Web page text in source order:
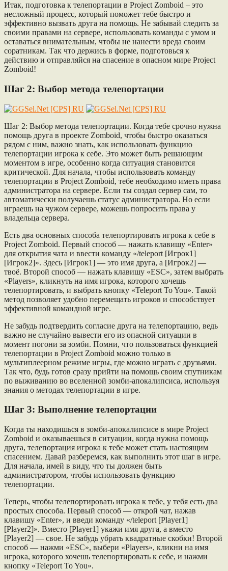
Итак, подготовка к телепортации в Project Zomboid – это
несложный процесс, который поможет тебе быстро и
эффективно вызвать друга на помощь. Не забывай следить за
своими правами на сервере, использовать команды с умом и
оставаться внимательным, чтобы не нанести вреда своим
соратникам. Так что держись в форме, подготовься к
действию и отправляйся на спасение в опасном мире Project
Zomboid!
Шаг 2: Выбор метода телепортации
Шаг 2: Выбор метода телепортации. Когда тебе срочно нужна
помощь друга в проекте Zomboid, чтобы быстро оказаться
рядом с ним, важно знать, как использовать функцию
телепортации игрока к себе. Это может быть решающим
моментом в игре, особенно когда ситуация становится
критической. Для начала, чтобы использовать команду
телепортации в Project Zomboid, тебе необходимо иметь права
администратора на сервере. Если ты создал сервер сам, то
автоматически получаешь статус администратора. Но если
играешь на чужом сервере, можешь попросить права у
владельца сервера.
Есть два основных способа телепортировать игрока к себе в
Project Zomboid. Первый способ — нажать клавишу «Enter»
для открытия чата и ввести команду «/teleport [Игрок1]
[Игрок2]». Здесь [Игрок1] — это имя друга, а [Игрок2] —
твоё. Второй способ — нажать клавишу «ESC», затем выбрать
«Players», кликнуть на имя игрока, которого хочешь
телепортировать, и выбрать кнопку «Teleport To You». Такой
метод позволяет удобно перемещать игроков и способствует
эффективной командной игре.
Не забудь подтвердить согласие друга на телепортацию, ведь
важно не случайно вывести его из опасной ситуации в
момент погони за зомби. Помни, что пользоваться функцией
телепортации в Project Zomboid можно только в
мультиплеерном режиме игры, где можно играть с друзьями.
Так что, будь готов сразу прийти на помощь своим спутникам
по выживанию во вселенной зомби-апокалипсиса, используя
знания о методах телепортации в игре.
Шаг 3: Выполнение телепортации
Когда ты находишься в зомби-апокалипсисе в мире Project
Zomboid и оказываешься в ситуации, когда нужна помощь
друга, телепортация игрока к тебе может стать настоящим
спасением. Давай разберемся, как выполнить этот шаг в игре.
Для начала, имей в виду, что ты должен быть
администратором, чтобы использовать функцию
телепортации.
Теперь, чтобы телепортировать игрока к тебе, у тебя есть два
простых способа. Первый способ — открой чат, нажав
клавишу «Enter», и введи команду «/teleport [Player1]
[Player2]». Вместо [Player1] укажи имя друга, а вместо
[Player2] — свое. Не забудь убрать квадратные скобки! Второй
способ — нажми «ESC», выбери «Players», кликни на имя
игрока, которого хочешь телепортировать к себе, и нажми
кнопку «Teleport To You».